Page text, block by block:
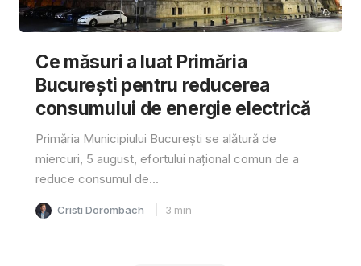
Ce măsuri a luat Primăria
București pentru reducerea
consumului de energie electrică
Primăria Municipiului București se alătură de
miercuri, 5 august, efortului național comun de a
reduce consumul de...
Cristi Dorombach 3 min